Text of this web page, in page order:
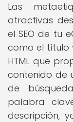
Las
atractivas
el SEO de tu
como el título
HTML que
contenido de
de
palabra
descripción,